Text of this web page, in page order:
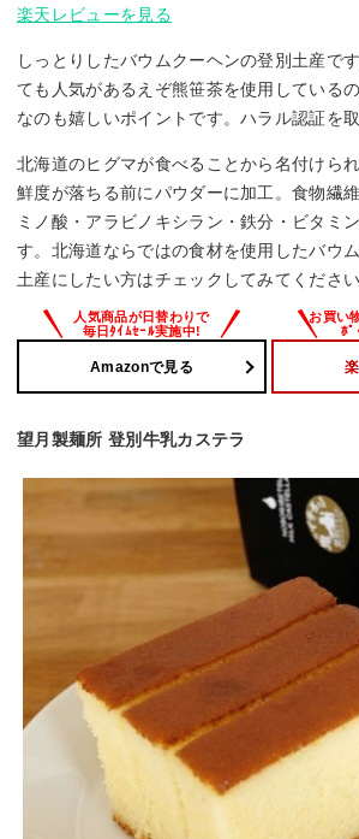
楽天レビューを見る
しっとりしたバウムクーヘンの登別土産で
ても人気があるえぞ熊笹茶を使用している
なのも嬉しいポイントです。ハラル認証を
北海道のヒグマが食べることから名付けら
鮮度が落ちる前にパウダーに加工。食物繊
ミノ酸・アラビノキシラン・鉄分・ビタミ
す。北海道ならではの食材を使用したバウ
土産にしたい方はチェックしてみてください
Amazonで見る
望月製麺所 登別牛乳カステラ